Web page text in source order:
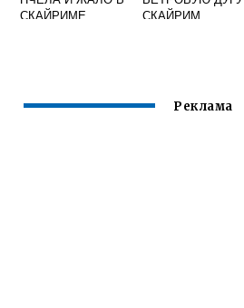
СКАЙРИМЕ
СКАЙРИМ
Реклама